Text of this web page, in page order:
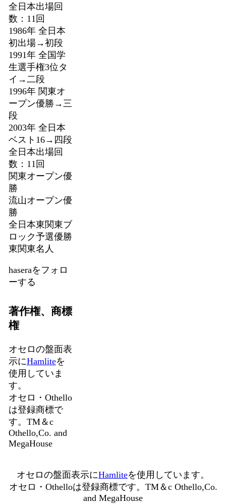
全日本出場回
数：11回
1986年 全日本
初出場→初段
1991年 全国学
生選手権3位タ
イ→二段
1996年 関東オ
ープン優勝→三
段
2003年 全日本
ベスト16→四段
全日本出場回
数：11回
関東オープン優
勝
流山オープン優
勝
全日本東関東ブ
ロック予選優勝
東関東名人
haseraをフォロ
ーする
著作権、商標
権
オセロの盤面表
示にHamliteを
使用していま
す。
オセロ・Othello
は登録商標で
す。TM＆c
Othello,Co. and
MegaHouse
オセロの盤面表示にHamliteを使用しています。
オセロ・Othelloは登録商標です。TM＆c Othello,Co.
and MegaHouse